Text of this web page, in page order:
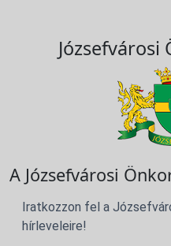
A Józsefvárosi
Iratkozzon fel a
hírleveleire!